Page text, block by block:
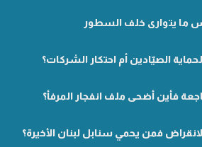
ما يتوارى خلف السطور
الصيّادين أم احتكار الشركات؟
فأين أضحى ملف انفجار المرفأ؟
فمن يحمي سنابل لبنان الأخيرة؟